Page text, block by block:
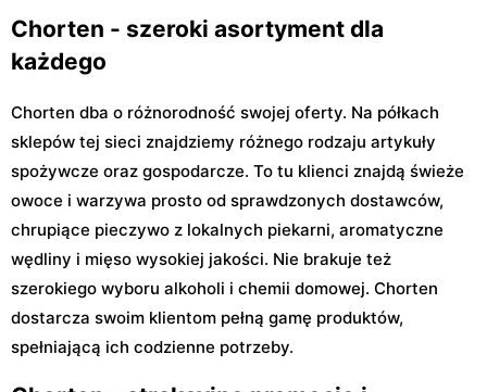
Chorten - szeroki asortyment dla
każdego
Chorten dba o różnorodność swojej oferty. Na półkach
sklepów tej sieci znajdziemy różnego rodzaju artykuły
spożywcze oraz gospodarcze. To tu klienci znajdą świeże
owoce i warzywa prosto od sprawdzonych dostawców,
chrupiące pieczywo z lokalnych piekarni, aromatyczne
wędliny i mięso wysokiej jakości. Nie brakuje też
szerokiego wyboru alkoholi i chemii domowej. Chorten
dostarcza swoim klientom pełną gamę produktów,
spełniającą ich codzienne potrzeby.